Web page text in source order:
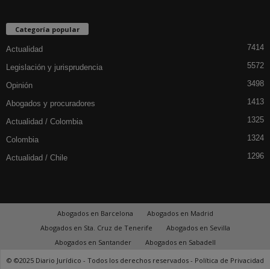
Categoría popular
Actualidad 7414
Legislación y jurisprudencia 5572
Opinión 3498
Abogados y procuradores 1413
Actualidad / Colombia 1325
Colombia 1324
Actualidad / Chile 1296
Abogados en Barcelona
Abogados en Madrid
Abogados en Sta. Cruz de Tenerife
Abogados en Sevilla
Abogados en Santander
Abogados en Sabadell
© ©2025 Diario Jurídico - Todos los derechos reservados - Política de Privacidad